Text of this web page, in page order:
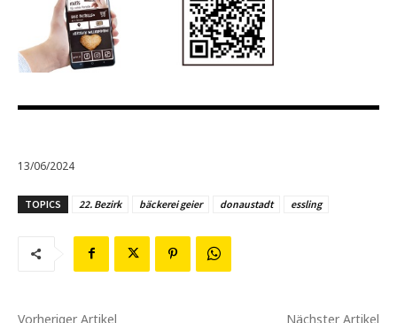
13/06/2024
TOPICS 22. Bezirk bäckerei geier donaustadt essling
Vorheriger Artikel Nächster Artikel